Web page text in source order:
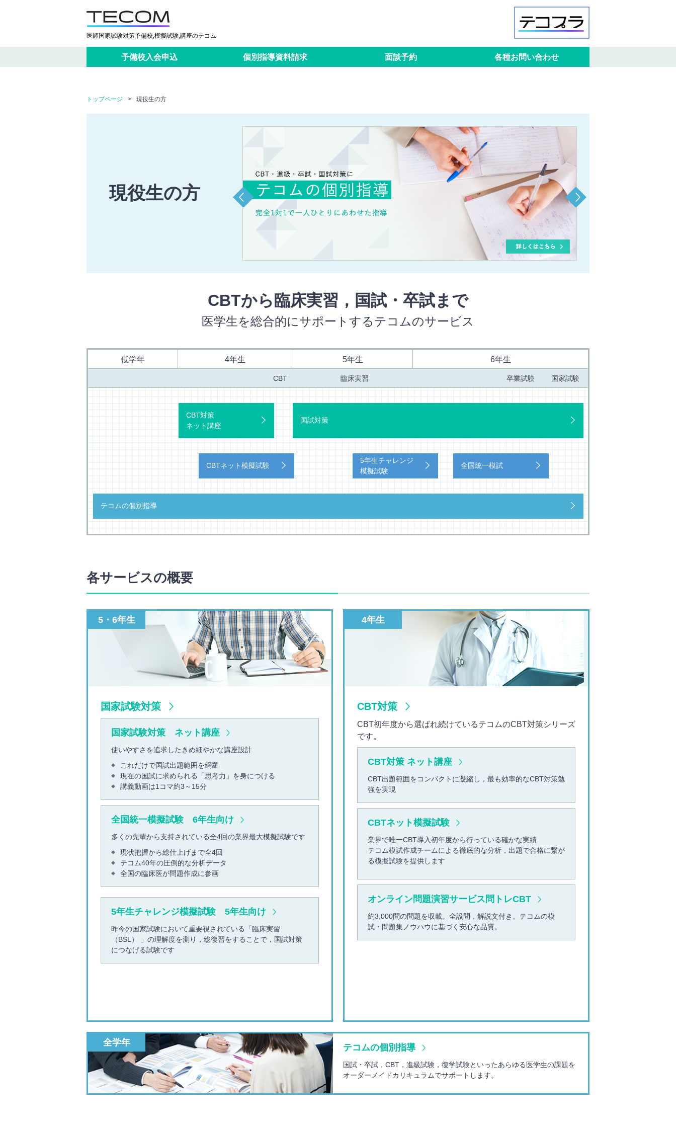
医師国家試験対策予備校,模擬試験,講座のテコム
予備校入会申込 個別指導資料請求 面談予約 各種お問い合わせ
トップページ > 現役生の方
現役生の方
CBTから臨床実習，国試・卒試まで
医学生を総合的にサポートするテコムのサービス
低学年 4年生 5年生 6年生
CBT 臨床実習 卒業試験 国家試験
CBT対策
ネット講座
CBTネット模擬試験
国試対策
5年生チャレンジ
模擬試験
国試対策
全国統一模試
テコムの個別指導
各サービスの概要
5・6年生
国家試験対策
国家試験対策 ネット講座
使いやすさを追求したきめ細やかな講座設計
これだけで国試出題範囲を網羅
現在の国試に求められる「思考力」を身につける
講義動画は1コマ約3～15分
全国統一模擬試験 6年生向け
多くの先輩から支持されている全4回の業界最大模擬試験です
現状把握から総仕上げまで全4回
テコム40年の圧倒的な分析データ
全国の臨床医が問題作成に参画
5年生チャレンジ模擬試験 5年生向け
昨今の国家試験において重要視されている「臨床実習
（BSL） 」の理解度を測り，総復習をすることで，国試対策
につなげる試験です
4年生
CBT対策
CBT初年度から選ばれ続けているテコムのCBT対策シリーズ
です。
CBT対策 ネット講座
CBT出題範囲をコンパクトに凝縮し，最も効率的なCBT対策勉
強を実現
CBTネット模擬試験
業界で唯一CBT導入初年度から行っている確かな実績
テコム模試作成チームによる徹底的な分析，出題で合格に繋が
る模擬試験を提供します
オンライン問題演習サービス問トレCBT
約3,000問の問題を収載。全設問，解説文付き。テコムの模
試・問題集ノウハウに基づく安心な品質。
全学年 テコムの個別指導
国試・卒試，CBT，進級試験，復学試験といったあらゆる医学生の課題を
オーダーメイドカリキュラムでサポートします。